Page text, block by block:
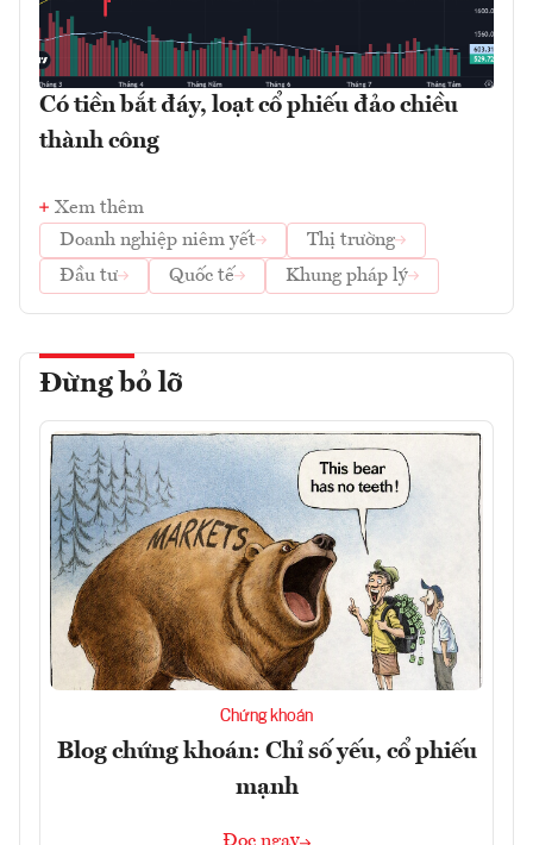
Có tiền bắt đáy, loạt cổ phiếu đảo chiều
thành công
Xem thêm
Doanh nghiệp niêm yết
Thị trường
Đầu tư
Quốc tế Khung pháp lý
Đừng bỏ lỡ
Chứng khoán
Blog chứng khoán: Chỉ số yếu, cổ phiếu
mạnh